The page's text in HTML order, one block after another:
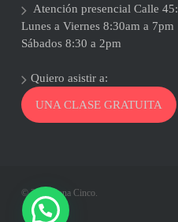
Atención presencial Calle 45:
Lunes a Viernes 8:30am a 7pm
Sábados 8:30 a 2pm
Quiero asistir a:
UNA CLASE GRATUITA
© 2026 Zona Cinco.